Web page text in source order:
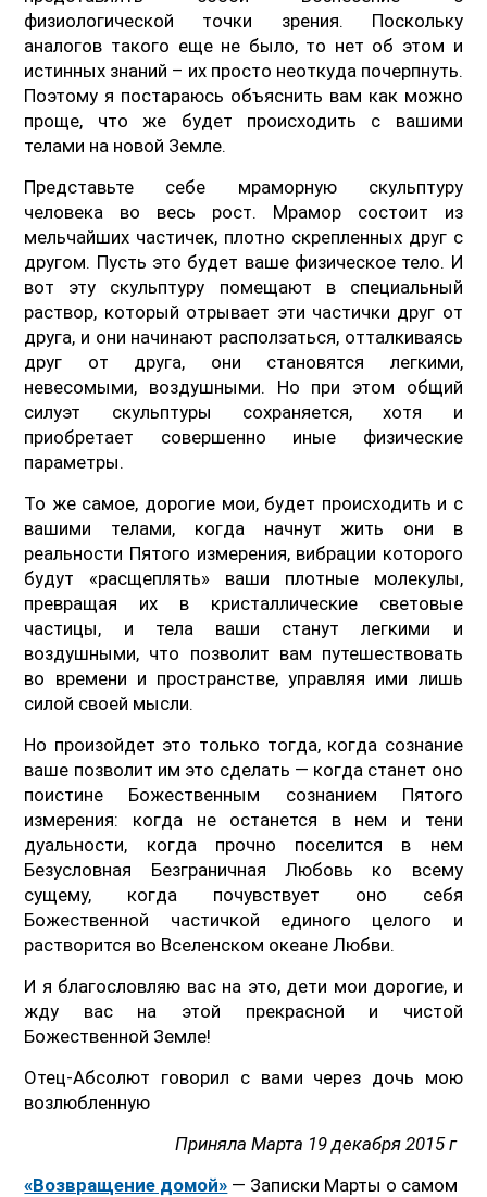
физиологической точки зрения. Поскольку
аналогов такого еще не было, то нет об этом и
истинных знаний – их просто неоткуда почерпнуть.
Поэтому я постараюсь объяснить вам как можно
проще, что же будет происходить с вашими
телами на новой Земле.
Представьте себе мраморную скульптуру
человека во весь рост. Мрамор состоит из
мельчайших частичек, плотно скрепленных друг с
другом. Пусть это будет ваше физическое тело. И
вот эту скульптуру помещают в специальный
раствор, который отрывает эти частички друг от
друга, и они начинают расползаться, отталкиваясь
друг от друга, они становятся легкими,
невесомыми, воздушными. Но при этом общий
силуэт скульптуры сохраняется, хотя и
приобретает совершенно иные физические
параметры.
То же самое, дорогие мои, будет происходить и с
вашими телами, когда начнут жить они в
реальности Пятого измерения, вибрации которого
будут «расщеплять» ваши плотные молекулы,
превращая их в кристаллические световые
частицы, и тела ваши станут легкими и
воздушными, что позволит вам путешествовать
во времени и пространстве, управляя ими лишь
силой своей мысли.
Но произойдет это только тогда, когда сознание
ваше позволит им это сделать — когда станет оно
поистине Божественным сознанием Пятого
измерения: когда не останется в нем и тени
дуальности, когда прочно поселится в нем
Безусловная Безграничная Любовь ко всему
сущему, когда почувствует оно себя
Божественной частичкой единого целого и
растворится во Вселенском океане Любви.
И я благословляю вас на это, дети мои дорогие, и
жду вас на этой прекрасной и чистой
Божественной Земле!
Отец-Абсолют говорил с вами через дочь мою
возлюбленную
Приняла Марта 19 декабря 2015 г
«Возвращение домой» — Записки Марты о самом